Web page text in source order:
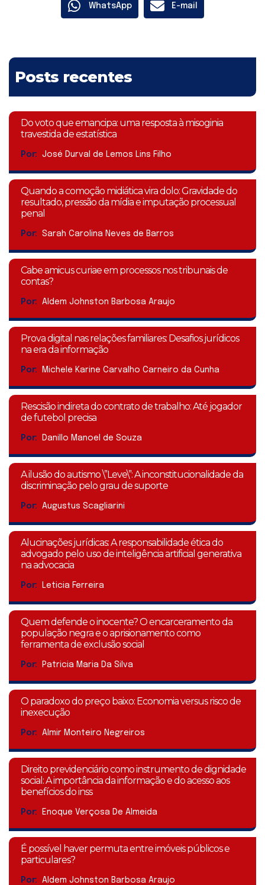
WhatsApp E-mail
Posts recentes
Do voto que emancipa: uma resposta à misoginia
travestida de estatística
Por: José Durval de Lemos Lins Filho
Quando a comoção midiática vira dolo: Gravidade do
resultado, pressão da mídia e imputação processual
penal
Por: Sarah Carolina Neves de Barros
Cabe amicus curiae em processos nos tribunais de
contas?
Por: Aldem Johnston Barbosa Araujo
Prova digital nas relações familiares: Desafios jurídicos
na era da informação
Por: Michele Karine Carvalho Carneiro da Cunha
Rescisão indireta do contrato de trabalho: Até jogador
de futebol precisa
Por: Danillo Manoel de Souza
A ilusão do autismo \”Leve\”: A inconstitucionalidade da
discriminação pelo grau de suporte
Por: Augustus Scagliarini
Alucinações jurídicas: A responsabilidade ética do
advogado pelo uso de inteligência artificial generativa
na advocacia
Por: Leticia Ferreira
Quem defende o inocente? O encarceramento da
população negra e o aprisionamento como
ferramenta de exclusão social
Por: Patricia Maria Da Silva
O paradoxo do preço baixo: Economia versus risco de
inexecução
Por: Almir Monteiro Negreiros
Direito previdenciário como instrumento de dignidade
social: A importância da informação e do acesso aos
benefícios do inss
Por: Enoque Verçosa De Almeida
É possível haver permuta entre imóveis públicos e
particulares?
Por: Aldem Johnston Barbosa Araujo